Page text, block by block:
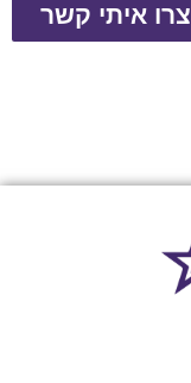
צרו איתי קשר